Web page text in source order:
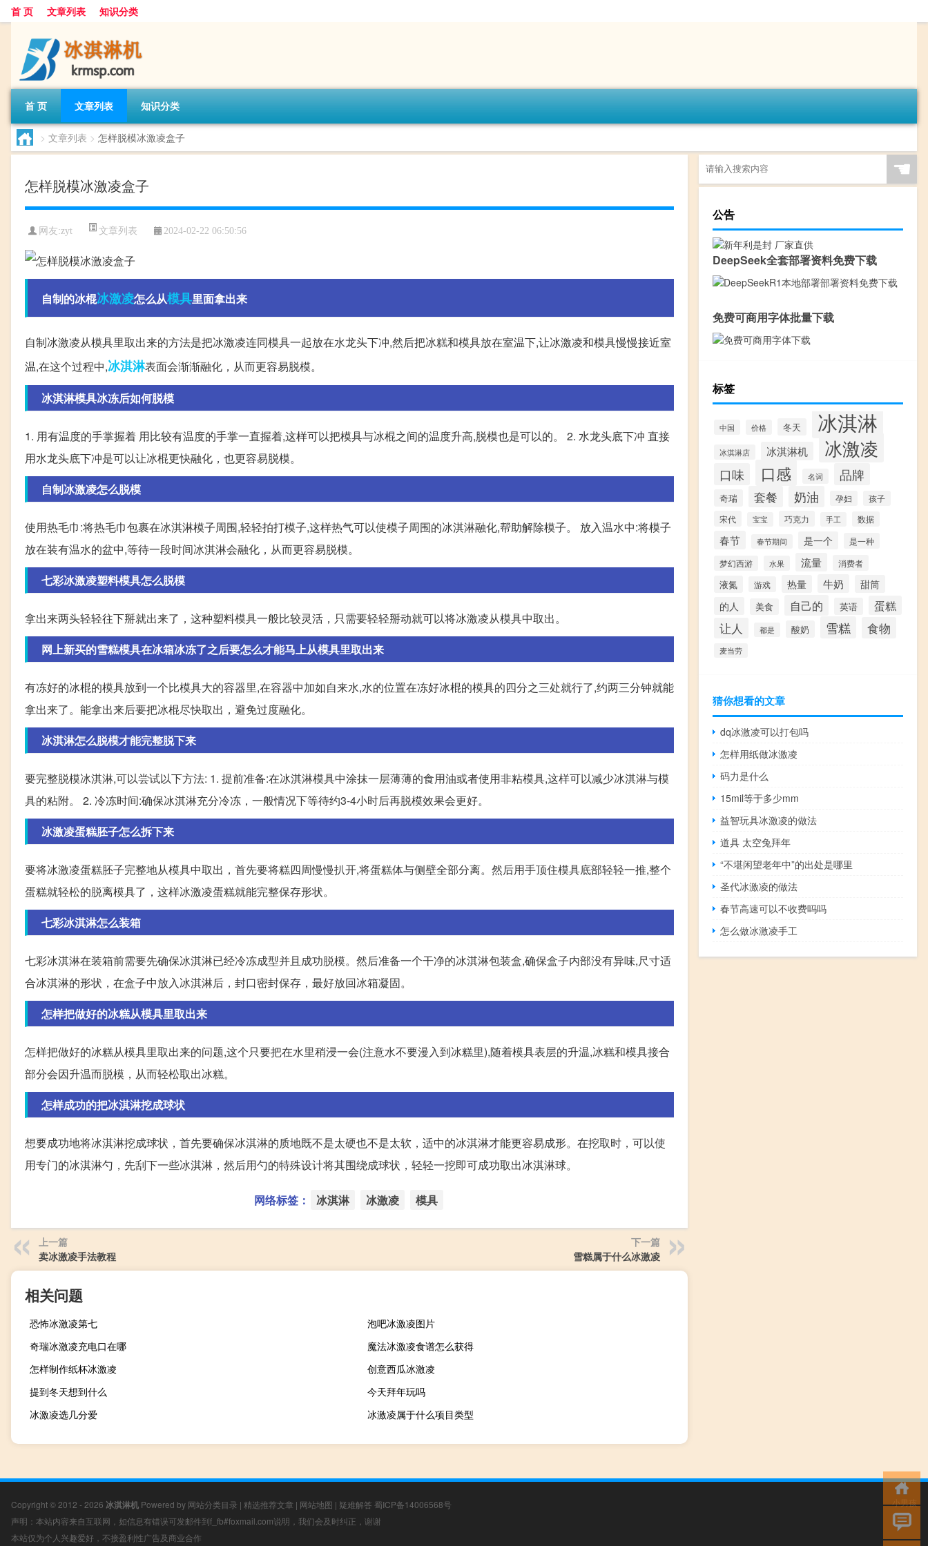
首 页 文章列表 知识分类
首 页 文章列表 知识分类
> 文章列表 > 怎样脱模冰激凌盒子
怎样脱模冰激凌盒子
网友:zyt 文章列表 2024-02-22 06:50:56
自制的冰棍冰激凌怎么从模具里面拿出来
自制冰激凌从模具里取出来的方法是把冰激凌连同模具一起放在水龙头下冲,然后把冰糕和模具放在室温下,让冰激凌和模具慢慢接近室
温,在这个过程中,冰淇淋表面会渐渐融化，从而更容易脱模。
冰淇淋模具冰冻后如何脱模
1. 用有温度的手掌握着 用比较有温度的手掌一直握着,这样可以把模具与冰棍之间的温度升高,脱模也是可以的。 2. 水龙头底下冲 直接
用水龙头底下冲是可以让冰棍更快融化，也更容易脱模。
自制冰激凌怎么脱模
使用热毛巾:将热毛巾包裹在冰淇淋模子周围,轻轻拍打模子,这样热气可以使模子周围的冰淇淋融化,帮助解除模子。 放入温水中:将模子
放在装有温水的盆中,等待一段时间冰淇淋会融化，从而更容易脱模。
七彩冰激凌塑料模具怎么脱模
拿出来两头轻轻往下掰就出来了，这种塑料模具一般比较灵活，只需要轻轻掰动就可以将冰激凌从模具中取出。
网上新买的雪糕模具在冰箱冰冻了之后要怎么才能马上从模具里取出来
有冻好的冰棍的模具放到一个比模具大的容器里,在容器中加如自来水,水的位置在冻好冰棍的模具的四分之三处就行了,约两三分钟就能
拿出来了。能拿出来后要把冰棍尽快取出，避免过度融化。
冰淇淋怎么脱模才能完整脱下来
要完整脱模冰淇淋,可以尝试以下方法: 1. 提前准备:在冰淇淋模具中涂抹一层薄薄的食用油或者使用非粘模具,这样可以减少冰淇淋与模
具的粘附。 2. 冷冻时间:确保冰淇淋充分冷冻，一般情况下等待约3-4小时后再脱模效果会更好。
冰激凌蛋糕胚子怎么拆下来
要将冰激凌蛋糕胚子完整地从模具中取出，首先要将糕四周慢慢扒开,将蛋糕体与侧壁全部分离。然后用手顶住模具底部轻轻一推,整个
蛋糕就轻松的脱离模具了，这样冰激凌蛋糕就能完整保存形状。
七彩冰淇淋怎么装箱
七彩冰淇淋在装箱前需要先确保冰淇淋已经冷冻成型并且成功脱模。然后准备一个干净的冰淇淋包装盒,确保盒子内部没有异味,尺寸适
合冰淇淋的形状，在盒子中放入冰淇淋后，封口密封保存，最好放回冰箱凝固。
怎样把做好的冰糕从模具里取出来
怎样把做好的冰糕从模具里取出来的问题,这个只要把在水里稍浸一会(注意水不要漫入到冰糕里),随着模具表层的升温,冰糕和模具接合
部分会因升温而脱模，从而轻松取出冰糕。
怎样成功的把冰淇淋挖成球状
想要成功地将冰淇淋挖成球状，首先要确保冰淇淋的质地既不是太硬也不是太软，适中的冰淇淋才能更容易成形。在挖取时，可以使
用专门的冰淇淋勺，先刮下一些冰淇淋，然后用勺的特殊设计将其围绕成球状，轻轻一挖即可成功取出冰淇淋球。
网络标签： 冰淇淋 冰激凌 模具
上一篇
卖冰激凌手法教程
下一篇
雪糕属于什么冰激凌
相关问题
恐怖冰激凌第七
泡吧冰激凌图片
奇瑞冰激凌充电口在哪
魔法冰激凌食谱怎么获得
怎样制作纸杯冰激凌
创意西瓜冰激凌
提到冬天想到什么
今天拜年玩吗
冰激凌选几分爱
冰激凌属于什么项目类型
☚
公告
DeepSeek全套部署资料免费下载
免费可商用字体批量下载
标签
中国 价格 冬天 冰淇淋
冰淇淋店 冰淇淋机 冰激凌
口味 口感 名词 品牌
奇瑞 套餐 奶油 孕妇 孩子
宋代 宝宝 巧克力 手工 数据
春节 春节期间 是一个 是一种
梦幻西游 水果 流量 消费者
液氮 游戏 热量 牛奶
甜筒
的人
美食 自己的 英语 蛋糕
让人 都是 酸奶 雪糕 食物
麦当劳
猜你想看的文章
dq冰激凌可以打包吗
怎样用纸做冰激凌
码力是什么
15mil等于多少mm
益智玩具冰激凌的做法
道具 太空兔拜年
“不堪闲望老年中”的出处是哪里
圣代冰激凌的做法
春节高速可以不收费吗吗
怎么做冰激凌手工
Copyright © 2012 - 2026 冰淇淋机 Powered by 网站分类目录 | 精选推荐文章 | 网站地图 | 疑难解答 蜀ICP备14006568号
声明：本站内容来自互联网，如信息有错误可发邮件到f_fb#foxmail.com说明，我们会及时纠正，谢谢
本站仅为个人兴趣爱好，不接盈利性广告及商业合作
小男孩